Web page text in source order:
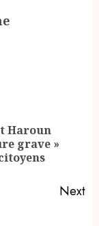
Haroun
grave »
Next